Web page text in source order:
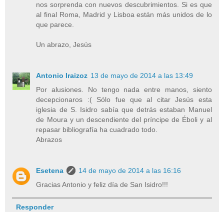
nos sorprenda con nuevos descubrimientos. Si es que
al final Roma, Madrid y Lisboa están más unidos de lo
que parece.
Un abrazo, Jesús
Antonio Iraizoz 13 de mayo de 2014 a las 13:49
Por alusiones. No tengo nada entre manos, siento
decepcionaros :( Sólo fue que al citar Jesús esta
iglesia de S. Isidro sabía que detrás estaban Manuel
de Moura y un descendiente del príncipe de Éboli y al
repasar bibliografía ha cuadrado todo.
Abrazos
Esetena
14 de mayo de 2014 a las 16:16
Gracias Antonio y feliz día de San Isidro!!!
Responder